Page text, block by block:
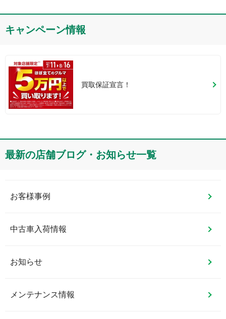
キャンペーン情報
買取保証宣言！
最新の店舗ブログ・お知らせ一覧
お客様事例
中古車入荷情報
お知らせ
メンテナンス情報